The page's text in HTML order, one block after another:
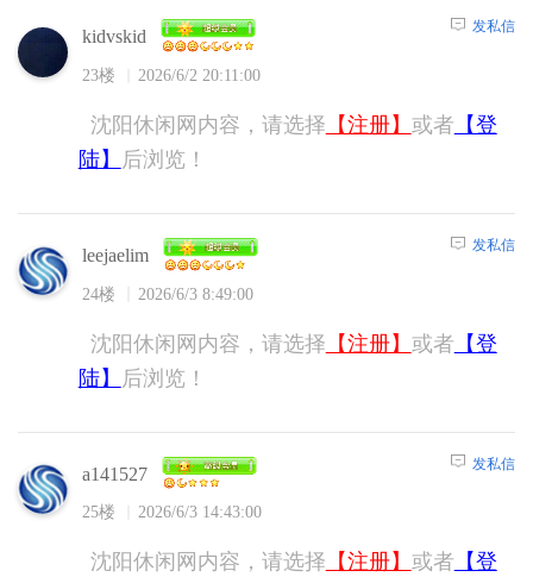
kidvskid
23楼 2026/6/2 20:11:00
发私信
沈阳休闲网内容，请选择 【注册】 或者 【登
陆】
后浏览！
leejaelim
24楼 2026/6/3 8:49:00
发私信
沈阳休闲网内容，请选择 【注册】 或者 【登
陆】
后浏览！
a141527
25楼 2026/6/3 14:43:00
发私信
沈阳休闲网内容，请选择 【注册】 或者 【登